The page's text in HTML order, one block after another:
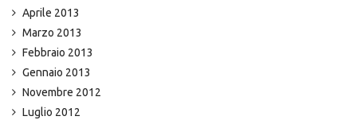
Aprile 2013
Marzo 2013
Febbraio 2013
Gennaio 2013
Novembre 2012
Luglio 2012